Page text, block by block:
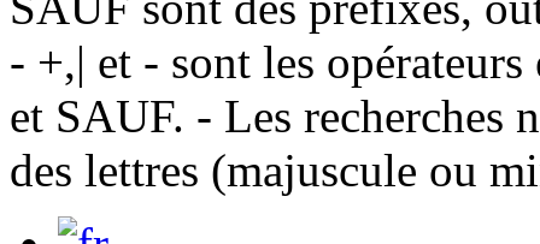
- +,| et - sont les
et SAUF. - Les recherches
des lettres (majuscule ou